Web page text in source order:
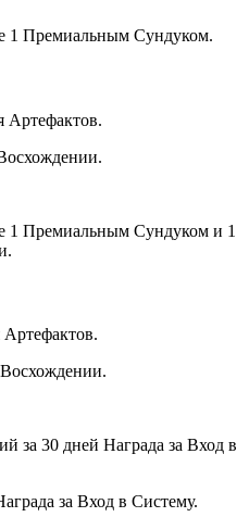
1 Премиальным Сундуком.
Артефактов.
1 Премиальным Сундуком и 1
за 30 дней Награда за Вход в
за Вход в Систему.